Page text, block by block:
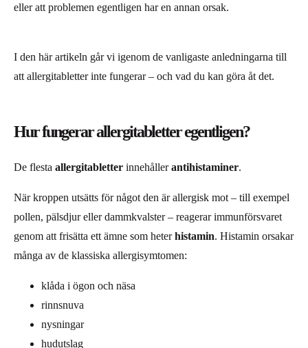
eller att problemen egentligen har en annan orsak.
I den här artikeln går vi igenom de vanligaste anledningarna till
att allergitabletter inte fungerar – och vad du kan göra åt det.
Hur fungerar allergitabletter egentligen?
De flesta allergitabletter innehållerantihistaminer.
När kroppen utsätts för något den är allergisk mot – till exempel
pollen, pälsdjur eller dammkvalster – reagerar immunförsvaret
genom att frisätta ett ämne som heterhistamin. Histamin orsakar
många av de klassiska allergisymtomen:
klåda i ögon och näsa
rinnsnuva
nysningar
hudutslag